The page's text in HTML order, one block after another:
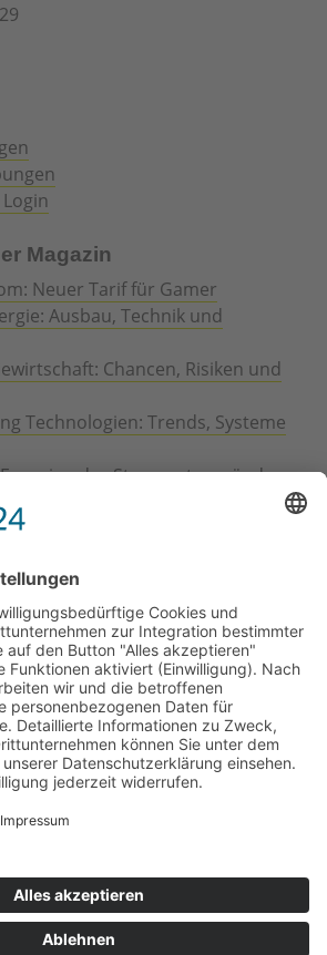
Magazin
Neuer Tarif für Gamer
Ausbau, Technik und
Chancen, Risiken und
Technologien: Trends, Systeme
das Stromnetz verändern
Effizienz, Netze und
Westenergie: Böddeling übernimmt
Dialog, Infrastruktur und
FC St. Pauli und
erste weltweite Anlage
teilnehmen
mit einheitlichen Kriterien
wichtig. Die Ergebnisse werden
und Auswertung auf
Verfügung gestellt.